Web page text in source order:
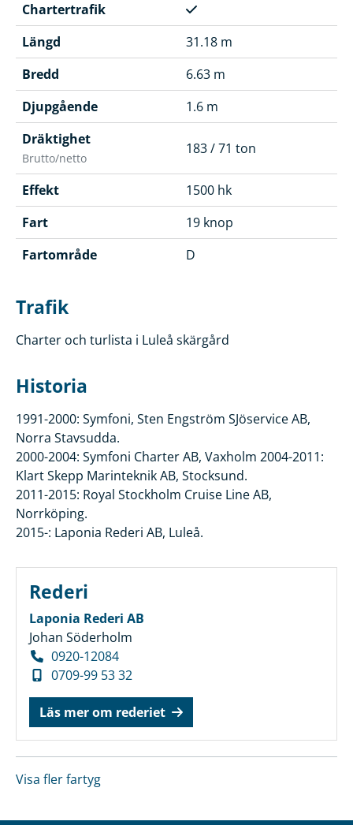
Chartertrafik
Längd
31.18 m
Bredd
6.63 m
Djupgående
1.6 m
Dräktighet
Brutto/netto
183 / 71 ton
Effekt
1500 hk
Fart
19 knop
Fartområde
D
Trafik
Charter och turlista i Luleå skärgård
Historia
1991-2000: Symfoni, Sten Engström SJöservice AB,
Norra Stavsudda.
2000-2004: Symfoni Charter AB, Vaxholm 2004-2011:
Klart Skepp Marinteknik AB, Stocksund.
2011-2015: Royal Stockholm Cruise Line AB,
Norrköping.
2015-: Laponia Rederi AB, Luleå.
Rederi
Laponia Rederi AB
Johan Söderholm
0920-12084
0709-99 53 32
Läs mer om rederiet
Visa fler fartyg